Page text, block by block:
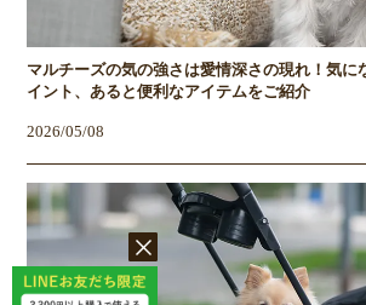
マルチーズの気の強さは愛情深さの現れ！気に
イント、あると便利なアイテムをご紹介
2026/05/08